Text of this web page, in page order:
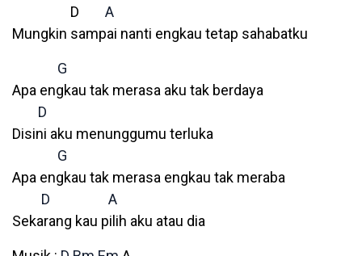
D A
Mungkin sampai nanti engkau tetap sahabatku
G
Apa engkau tak merasa aku tak berdaya
D
Disini aku menunggumu terluka
G
Apa engkau tak merasa engkau tak meraba
D
A
Sekarang kau pilih aku atau dia